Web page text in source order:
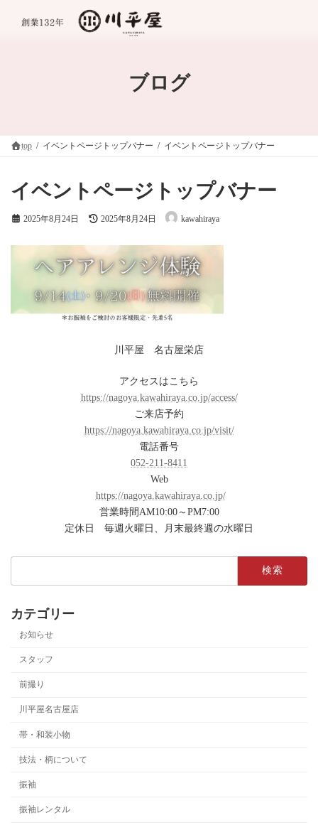
ブログ
top イベントページトップバナー イベントページトップバナー
イベントページトップバナー
2025年8月24日
最
日
時
2025年8月24日 kawahiraya
川平屋 名古屋栄店
アクセスはこちら
https://nagoya.kawahiraya.co.jp/access/
ご来店予約
https://nagoya.kawahiraya.co.jp/visit/
電話番号
052-211-8411
Web
https://nagoya.kawahiraya.co.jp/
営業時間AM10:00～PM7:00
定休日 毎週火曜日、月末最終週の水曜日
カテゴリー
お知らせ
スタッフ
前撮り
川平屋名古屋店
帯・和装小物
技法・柄について
振袖
振袖レンタル